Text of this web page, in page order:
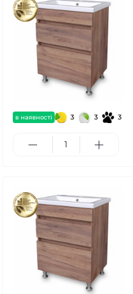
в наявності 3 3 3